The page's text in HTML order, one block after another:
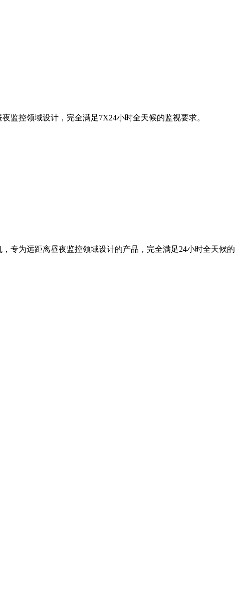
监控领域设计，完全满足7X24小时全天候的监视要求。
专为远距离昼夜监控领域设计的产品，完全满足24小时全天候的